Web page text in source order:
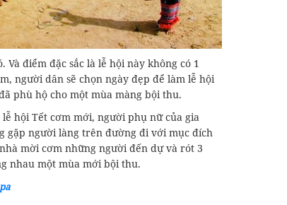
điểm đặc sắc là lễ hội này không có 1
người dân sẽ chọn ngày đẹp để làm lễ hội
phù hộ cho một mùa màng bội thu.
hội Tết cơm mới, người phụ nữ của gia
gặp người làng trên đường đi với mục đích
mời cơm những người đến dự và rót 3
nhau một mùa mới bội thu.